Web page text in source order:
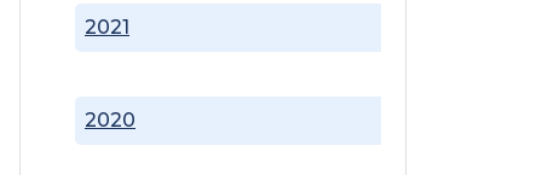
2020
2021